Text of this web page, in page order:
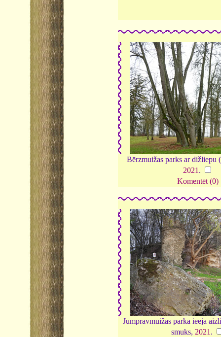
Bērzmuižas parks ar dižliepu
2021 .
Komentēt (0)
Jumpravmuižas parkā ieeja
smuks, 2021 .